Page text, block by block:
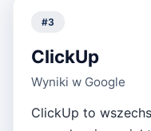
#3
ClickUp
Wyniki w Google
ClickUp to